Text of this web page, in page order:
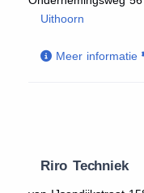
Uithoorn
Meer informatie
Riro Techniek